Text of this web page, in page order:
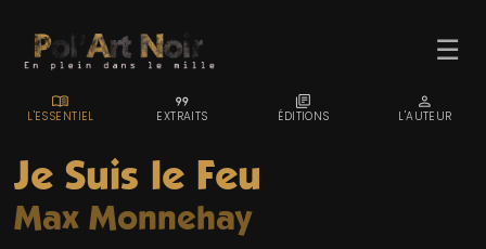
☰
ACCUEIL
Je Suis le Feu
Max Monnehay
MENU_BOOK
L'ESSENTIEL
FORMAT_QUOTE
EXTRAITS
LIBRARY_BOOKS
ÉDITIONS
PERSON
L'AUTEUR